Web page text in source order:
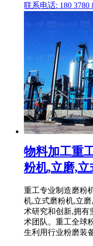
联系电话: 180 3780
物料加工重
粉机,立磨,立
重工专业制造磨粉
机,立式磨粉机,立
术研究和创新,拥有
术团队。重工全球
生利用行业粉磨装